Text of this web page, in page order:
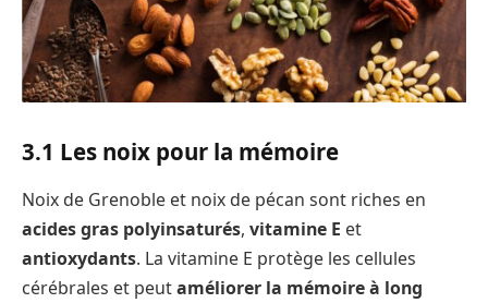
3.1 Les noix pour la mémoire
Noix de Grenoble et noix de pécan sont riches en
acides gras polyinsaturés, vitamine E et
antioxydants. La vitamine E protège les cellules
cérébrales et peutaméliorer la mémoire à long